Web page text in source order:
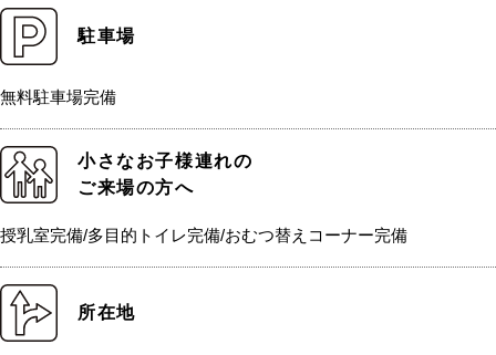
駐車場
無料駐車場完備
小さなお子様連れの
ご来場の方へ
授乳室完備/多目的トイレ完備/おむつ替えコーナー完備
所在地